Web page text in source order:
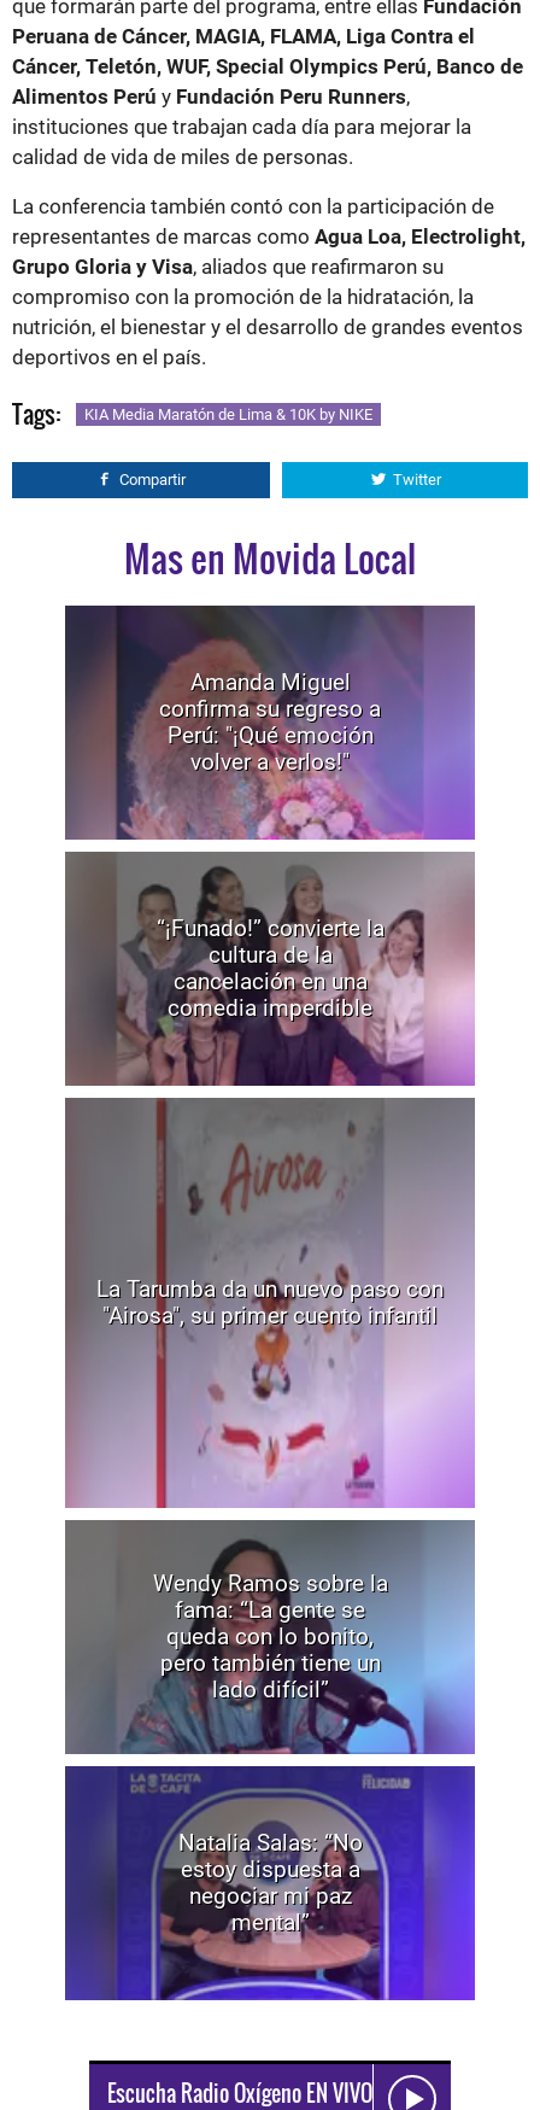
que formarán parte del programa, entre ellas Fundación
Peruana de Cáncer, MAGIA, FLAMA, Liga Contra el
Cáncer, Teletón, WUF, Special Olympics Perú, Banco de
Alimentos Perú y Fundación Peru Runners,
instituciones que trabajan cada día para mejorar la
calidad de vida de miles de personas.
La conferencia también contó con la participación de
representantes de marcas como Agua Loa, Electrolight,
Grupo Gloria y Visa, aliados que reafirmaron su
compromiso con la promoción de la hidratación, la
nutrición, el bienestar y el desarrollo de grandes eventos
deportivos en el país.
Tags: KIA Media Maratón de Lima & 10K by NIKE
Compartir Twitter
Mas en Movida Local
Amanda Miguel
confirma su regreso a
Perú: "¡Qué emoción
volver a verlos!"
“¡Funado!” convierte la
cultura de la
cancelación en una
comedia imperdible
La Tarumba da un nuevo paso con
"Airosa", su primer cuento infantil
Wendy Ramos sobre la
fama: “La gente se
queda con lo bonito,
pero también tiene un
lado difícil”
Natalia Salas: “No
estoy dispuesta a
negociar mi paz
mental”
Escucha Radio Oxígeno EN VIVO